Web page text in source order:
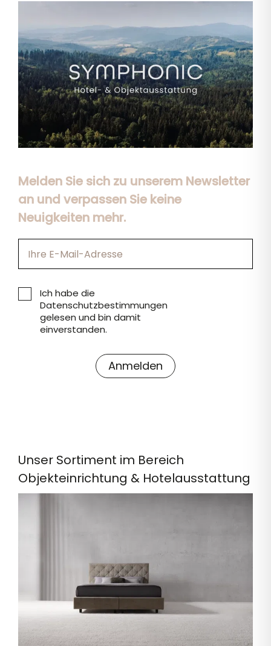
Melden Sie sich zu unserem Newsletter
an und verpassen Sie keine
Neuigkeiten mehr.
Ich habe die
Datenschutzbestimmungen
gelesen und bin damit
einverstanden.
Unser Sortiment im Bereich
Objekteinrichtung & Hotelausstattung